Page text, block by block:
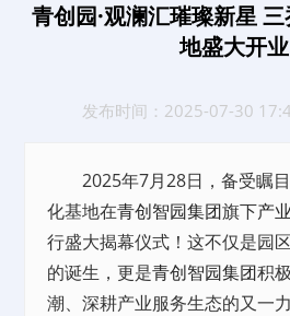
青创园·观澜汇璀璨新星
地盛大开业
发布时间：2025-07-30
2025年7月28日，备受瞩目
化基地在青创智园集团旗下产
行盛大揭幕仪式！这不仅是园
的诞生，更是青创智园集团积
潮、深耕产业服务生态的又一力